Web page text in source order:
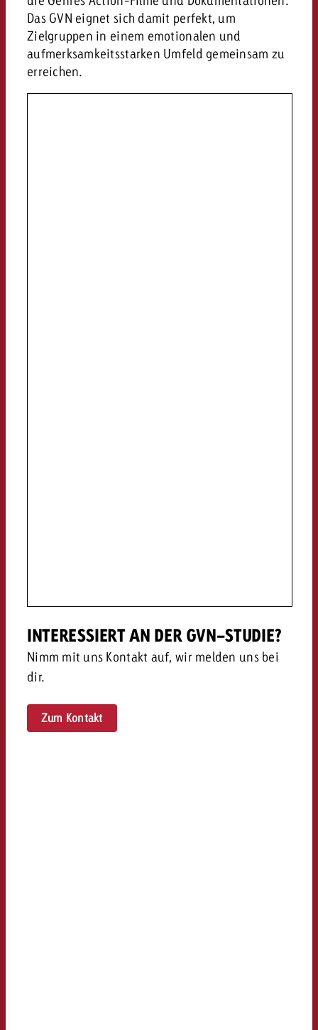
Das GVN eignet sich damit perfekt, um
Zielgruppen in einem emotionalen und
aufmerksamkeitsstarken Umfeld gemeinsam zu
erreichen.
INTERESSIERT AN DER GVN-STUDIE?
Nimm mit uns Kontakt auf, wir melden uns bei
dir.
Zum Kontakt